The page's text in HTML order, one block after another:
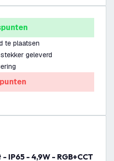
te plaatsen
geleverd